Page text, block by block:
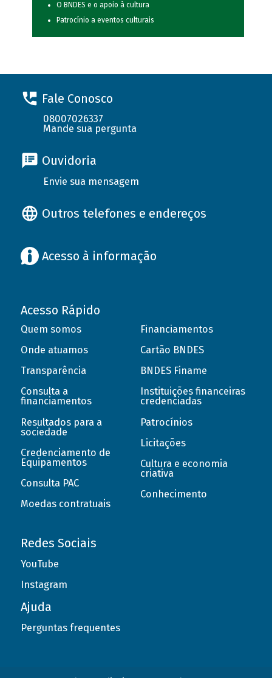
O BNDES e o apoio à cultura
Patrocínio a eventos culturais
Fale Conosco
08007026337
Mande sua pergunta
Ouvidoria
Envie sua mensagem
Outros telefones e endereços
Acesso à informação
Acesso Rápido
Quem somos
Onde atuamos
Transparência
Consulta a
financiamentos
Resultados para a
sociedade
Credenciamento de
Equipamentos
Consulta PAC
Moedas contratuais
Financiamentos
Cartão BNDES
BNDES Finame
Instituições financeiras
credenciadas
Patrocínios
Licitações
Cultura e economia
criativa
Conhecimento
Redes Sociais
YouTube
Instagram
Ajuda
Perguntas frequentes